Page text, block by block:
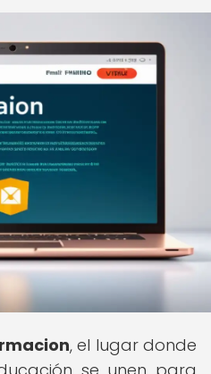
, el lugar donde